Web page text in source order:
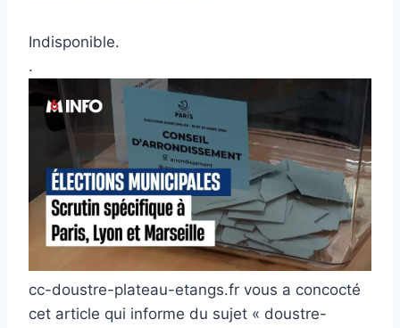
Indisponible.
.
cc-doustre-plateau-etangs.fr vous a concocté
cet article qui informe du sujet « doustre-